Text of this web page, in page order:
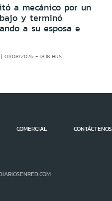
a mecánico por un
y terminó
a su esposa e
01/08/2026 - 18:18 HRS
COMERCIAL CONTÁCTENOS